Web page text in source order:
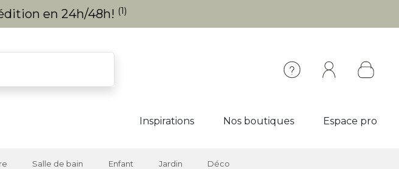
en 24h/48h! (1)
Inspirations Nos boutiques Espace pro
Salle de bain Enfant Jardin Déco